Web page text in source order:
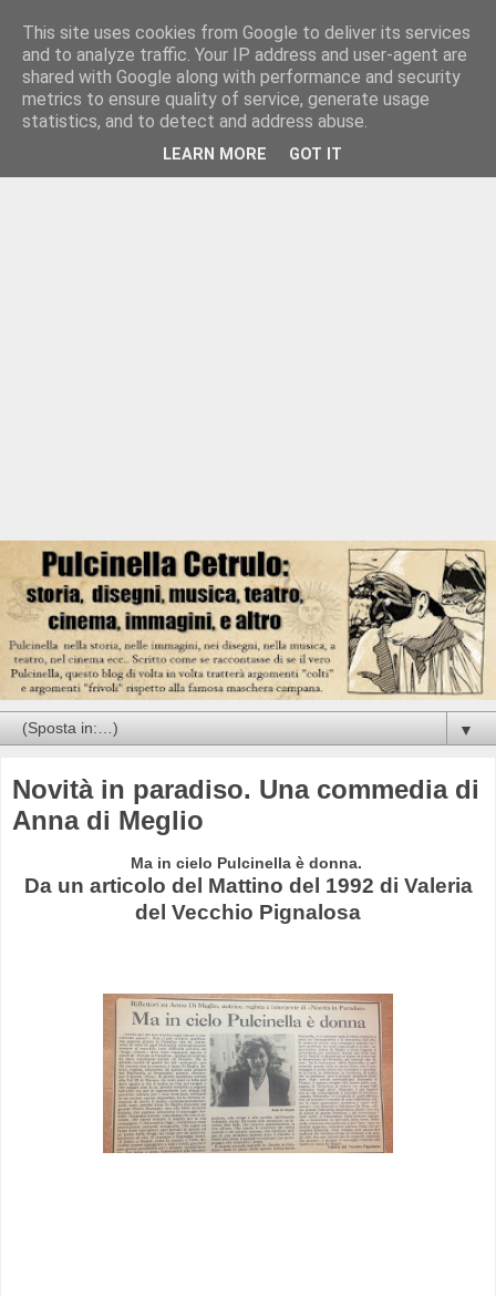
▼
Novità in paradiso. Una commedia di
Anna di Meglio
Ma in cielo Pulcinella è donna.
Da un articolo del Mattino del 1992 di Valeria
del Vecchio Pignalosa
This site uses cookies from Google to deliver its services
and to analyze traffic. Your IP address and user-agent are
shared with Google along with performance and security
metrics to ensure quality of service, generate usage
statistics, and to detect and address abuse.
LEARN MORE GOT IT